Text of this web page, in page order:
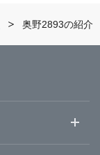
奥野2893の紹介